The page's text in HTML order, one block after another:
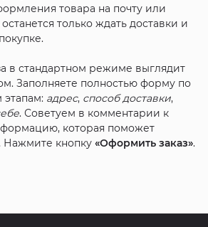
товара на почту или
только ждать доставки и
в стандартном режиме выглядит
Заполняете полностью форму по
адрес, способ доставки,
. Советуем в комментарии к
которая поможет
Нажмите кнопку «Оформить заказ».